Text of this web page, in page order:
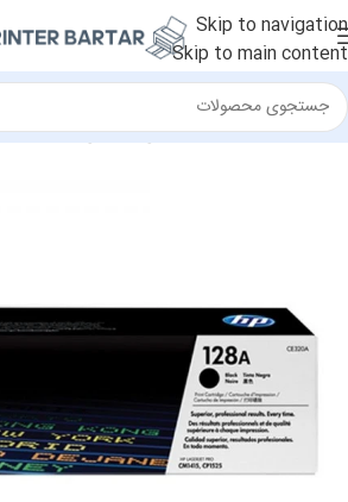
Skip to navigation
Skip to main content
خانه/لوازم مصرفی/کارتریج/کارتریج لیزری رنگی